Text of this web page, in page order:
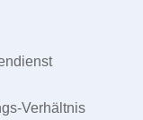
Verhältnis